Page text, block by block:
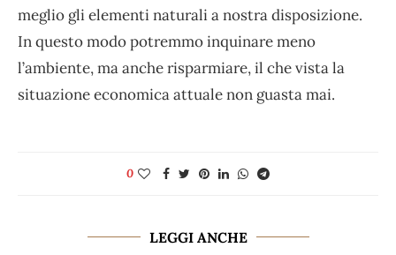
meglio gli elementi naturali a nostra disposizione.
In questo modo potremmo inquinare meno
l’ambiente, ma anche risparmiare, il che vista la
situazione economica attuale non guasta mai.
0
LEGGI ANCHE